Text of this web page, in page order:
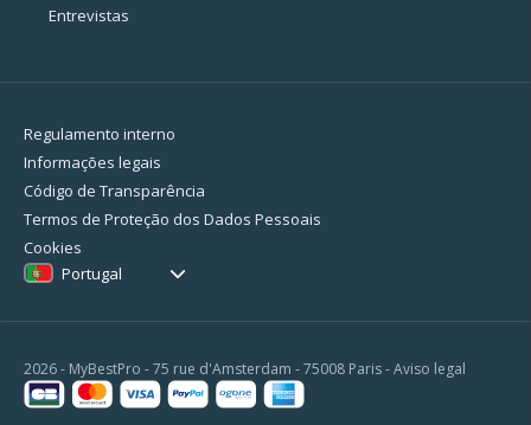
Entrevistas
Regulamento interno
Informações legais
Código de Transparência
Termos de Proteção dos Dados Pessoais
Cookies
Portugal
2026 - MyBestPro - 75 rue d'Amsterdam - 75008 Paris -Aviso legal